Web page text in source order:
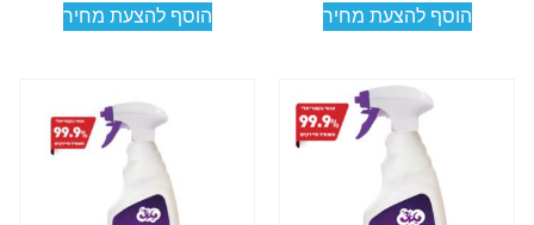
הוסף להצעת מחיר הוסף להצעת מחיר